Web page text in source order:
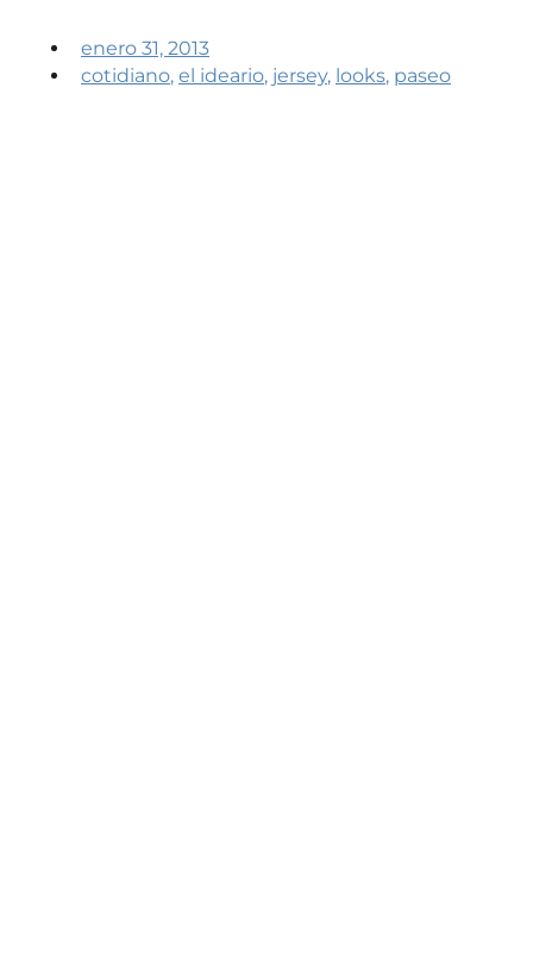
enero 31, 2013
cotidiano, el ideario, jersey, looks, paseo